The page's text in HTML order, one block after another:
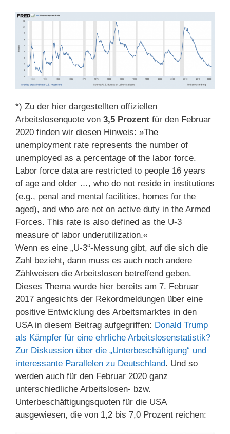
*) Zu der hier dargestellten offiziellen
Arbeitslosenquote von 3,5 Prozent für den Februar
2020 finden wir diesen Hinweis: »The
unemployment rate represents the number of
unemployed as a percentage of the labor force.
Labor force data are restricted to people 16 years
of age and older …, who do not reside in institutions
(e.g., penal and mental facilities, homes for the
aged), and who are not on active duty in the Armed
Forces. This rate is also defined as the U-3
measure of labor underutilization.«
Wenn es eine „U-3“-Messung gibt, auf die sich die
Zahl bezieht, dann muss es auch noch andere
Zählweisen die Arbeitslosen betreffend geben.
Dieses Thema wurde hier bereits am 7. Februar
2017 angesichts der Rekordmeldungen über eine
positive Entwicklung des Arbeitsmarktes in den
USA in diesem Beitrag aufgegriffen: Donald Trump
als Kämpfer für eine ehrliche Arbeitslosenstatistik?
Zur Diskussion über die „Unterbeschäftigung“ und
interessante Parallelen zu Deutschland. Und so
werden auch für den Februar 2020 ganz
unterschiedliche Arbeitslosen- bzw.
Unterbeschäftigungsquoten für die USA
ausgewiesen, die von 1,2 bis 7,0 Prozent reichen: